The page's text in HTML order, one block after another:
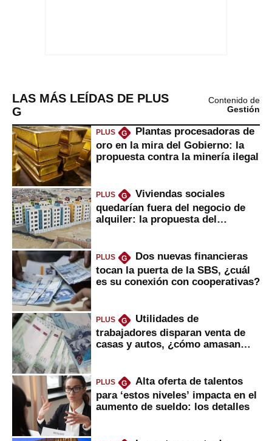
LAS MÁS LEÍDAS DE PLUS
G
Contenido de
Gestión
PLUS G
Plantas procesadoras de
oro en la mira del Gobierno: la
propuesta contra la minería ilegal
PLUS G
Viviendas sociales
quedarían fuera del negocio de
alquiler: la propuesta del
PLUS G
Dos nuevas financieras
tocan la puerta de la SBS, ¿cuál
es su conexión con cooperativas?
PLUS G
Utilidades de
trabajadores disparan venta de
casas y autos, ¿cómo amasan
PLUS G
Alta oferta de talentos
para ‘estos niveles’ impacta en el
aumento de sueldo: los detalles